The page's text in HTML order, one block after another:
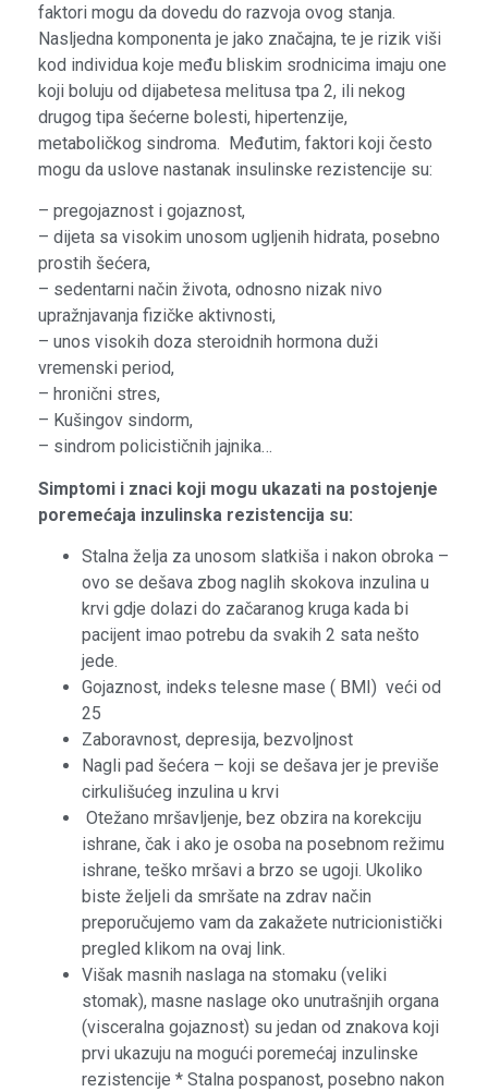
faktori mogu da dovedu do razvoja ovog stanja.
Nasljedna komponenta je jako značajna, te je rizik viši
kod individua koje među bliskim srodnicima imaju one
koji boluju od dijabetesa melitusa tpa 2, ili nekog
drugog tipa šećerne bolesti, hipertenzije,
metaboličkog sindroma. Međutim, faktori koji često
mogu da uslove nastanak insulinske rezistencije su:
– pregojaznost i gojaznost,
– dijeta sa visokim unosom ugljenih hidrata, posebno
prostih šećera,
– sedentarni način života, odnosno nizak nivo
upražnjavanja fizičke aktivnosti,
– unos visokih doza steroidnih hormona duži
vremenski period,
– hronični stres,
– Kušingov sindorm,
– sindrom policističnih jajnika…
Simptomi i znaci koji mogu ukazati na postojenje
poremećaja inzulinska rezistencija su:
Stalna želja za unosom slatkiša i nakon obroka –
ovo se dešava zbog naglih skokova inzulina u
krvi gdje dolazi do začaranog kruga kada bi
pacijent imao potrebu da svakih 2 sata nešto
jede.
Gojaznost, indeks telesne mase ( BMI) veći od
25
Zaboravnost, depresija, bezvoljnost
Nagli pad šećera – koji se dešava jer je previše
cirkulišućeg inzulina u krvi
Otežano mršavljenje, bez obzira na korekciju
ishrane, čak i ako je osoba na posebnom režimu
ishrane, teško mršavi a brzo se ugoji. Ukoliko
biste željeli da smršate na zdrav način
preporučujemo vam da zakažete nutricionistički
pregled klikom na ovaj link.
Višak masnih naslaga na stomaku (veliki
stomak), masne naslage oko unutrašnjih organa
(visceralna gojaznost) su jedan od znakova koji
prvi ukazuju na mogući poremećaj inzulinske
rezistencije * Stalna pospanost, posebno nakon